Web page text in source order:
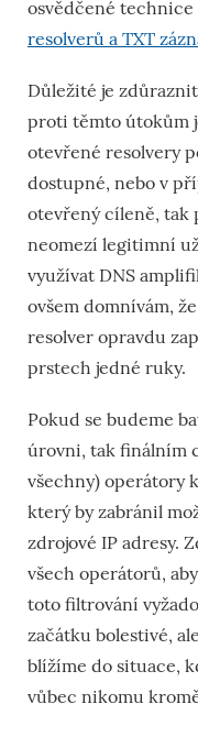
osvědčené technice
resolverů a TXT
Důležité je
proti těmto útokům
otevřené resolvery
dostupné, nebo v
otevřený cíleně,
neomezí legitimní
využívat DNS
ovšem domnívám,
resolver opravdu
prstech jedné ruky.
Pokud se budeme
úrovni, tak finálním
všechny) operátory
který by zabránil
zdrojové IP adresy.
všech operátorů,
toto filtrování
začátku bolestivé,
blížíme do situace,
vůbec nikomu